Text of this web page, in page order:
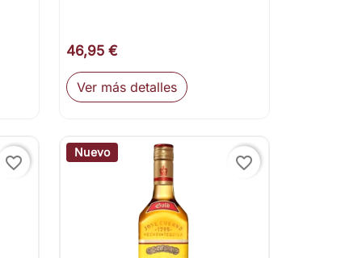
al carrito
46,95 €
Ver más detalles
favorite_border
Nuevo
favorite_border